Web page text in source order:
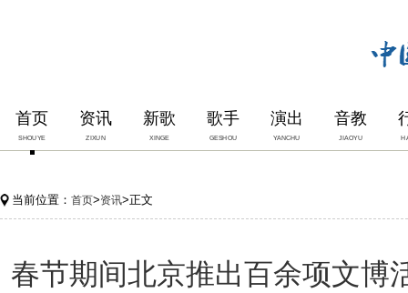
首页
SHOUYE
资讯
ZIXUN
新歌
XINGE
歌手
GESHOU
演出
YANCHU
音教
JIAOYU
当前位置： 首页>资讯>正文
春节期间北京推出百余项文博